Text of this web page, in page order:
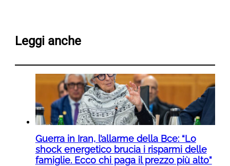
Leggi anche
Guerra in Iran, l’allarme della Bce: “Lo
shock energetico brucia i risparmi delle
famiglie. Ecco chi paga il prezzo più alto”